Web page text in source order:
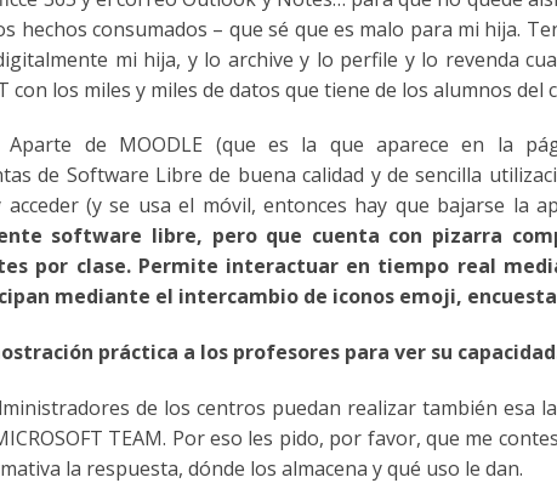
hechos consumados – que sé que es malo para mi hija.
mi hija, y lo archive y lo perfile y lo revenda
con los miles y miles de datos que tiene de los alumnos del
Aparte de MOODLE (que es la que aparece en la
de Software Libre de buena calidad y de sencilla
(y se usa el móvil, entonces hay que bajarse la
software libre, pero que cuenta con pizarra
por clase. Permite interactuar en tiempo real
mediante el intercambio de iconos emoji,
práctica a los profesores para ver su
de los centros puedan realizar también esa
TEAM. Por eso les pido, por favor, que me
la respuesta, dónde los almacena y qué uso le dan.